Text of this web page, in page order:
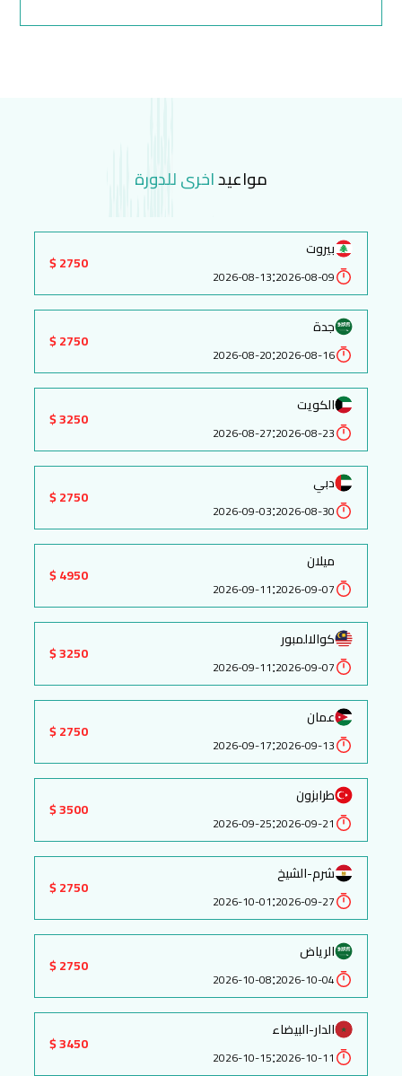
مواعيداخرى للدورة
بيروت
2026-08-09
:
2026-08-13
2750 $
جدة
2026-08-16
:
2026-08-20
2750 $
الكويت
2026-08-23
:
2026-08-27
3250 $
دبي
2026-08-30
:
2026-09-03
2750 $
ميلان
2026-09-07
:
2026-09-11
4950 $
كوالالمبور
2026-09-07
:
2026-09-11
3250 $
عمان
2026-09-13
:
2026-09-17
2750 $
طرابزون
2026-09-21
:
2026-09-25
3500 $
شرم-الشيخ
2026-09-27
:
2026-10-01
2750 $
الرياض
2026-10-04
:
2026-10-08
2750 $
الدار-البيضاء
2026-10-11
:
2026-10-15
3450 $